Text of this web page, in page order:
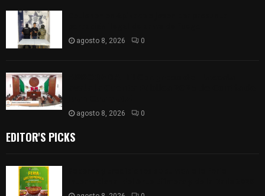
agosto 8, 2026 0
agosto 8, 2026 0
EDITOR'S PICKS